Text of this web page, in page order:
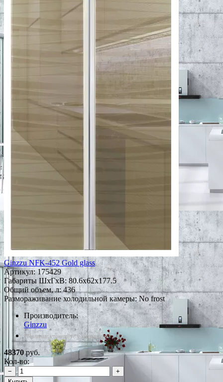
Ginzzu NFK-452 Gold glass
Артикул:175429
Габариты ШxГxВ: 80.6x62x177.5
Общий объем, л: 436
Размораживание холодильной камеры: No frost
Производитель:
Ginzzu
*Наличие уточняйте у менеджера
48370руб.
Кол-во:
−
+